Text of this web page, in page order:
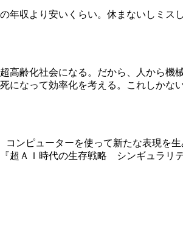
収より安いくらい。休まないしミス
高齢化社会になる。だから、人から機
になって効率化を考える。これしかな
ンピューターを使って新たな表現を
超ＡＩ時代の生存戦略 シンギュラリ